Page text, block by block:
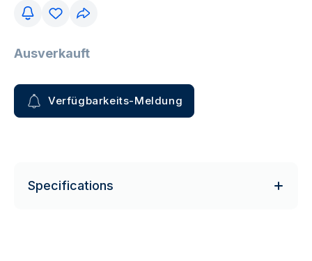
Ausverkauft
Verfügbarkeits-Meldung
Specifications